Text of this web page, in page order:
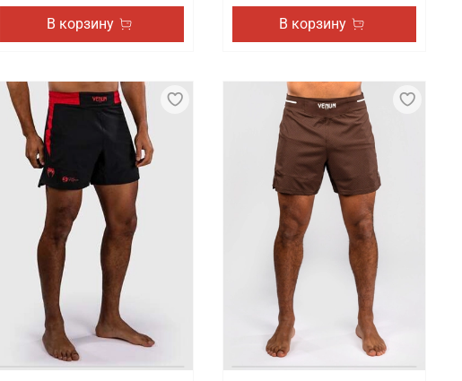
В корзину В корзину